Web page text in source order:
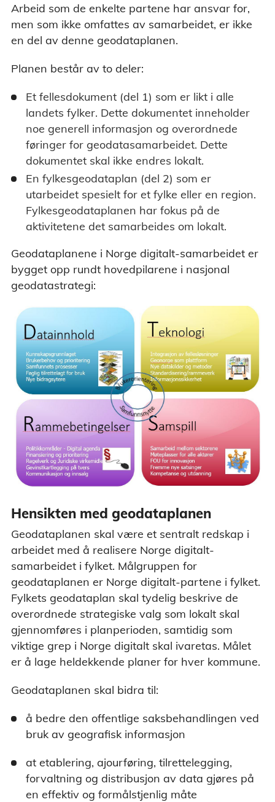
Arbeid som de enkelte partene har ansvar for,
men som ikke omfattes av samarbeidet, er ikke
en del av denne geodataplanen.
Planen består av to deler:
Et fellesdokument (del 1) som er likt i alle
landets fylker. Dette dokumentet inneholder
noe generell informasjon og overordnede
føringer for geodatasamarbeidet. Dette
dokumentet skal ikke endres lokalt.
En fylkesgeodataplan (del 2) som er
utarbeidet spesielt for et fylke eller en region.
Fylkesgeodataplanen har fokus på de
aktivitetene det samarbeides om lokalt.
Geodataplanene i Norge digitalt-samarbeidet er
bygget opp rundt hovedpilarene i nasjonal
geodatastrategi:
Hensikten med geodataplanen
Geodataplanen skal være et sentralt redskap i
arbeidet med å realisere Norge digitalt-
samarbeidet i fylket. Målgruppen for
geodataplanen er Norge digitalt-partene i fylket.
Fylkets geodataplan skal tydelig beskrive de
overordnede strategiske valg som lokalt skal
gjennomføres i planperioden, samtidig som
viktige grep i Norge digitalt skal ivaretas. Målet
er å lage heldekkende planer for hver kommune.
Geodataplanen skal bidra til:
å bedre den offentlige saksbehandlingen ved
bruk av geografisk informasjon
at etablering, ajourføring, tilrettelegging,
forvaltning og distribusjon av data gjøres på
en effektiv og formålstjenlig måte